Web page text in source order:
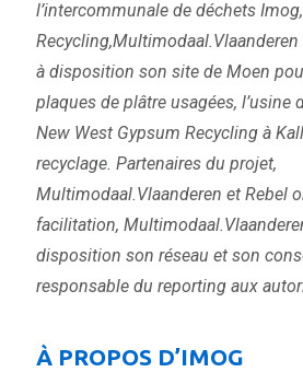
l’intercommunale de déchets
à disposition son site de Moen
plaques de plâtre usagées, l’usine
New West Gypsum Recycling à
recyclage. Partenaires du projet,
Multimodaal.Vlaanderen et Rebel
facilitation,
disposition son réseau et son
responsable du reporting aux
À PROPOS D’IMOG